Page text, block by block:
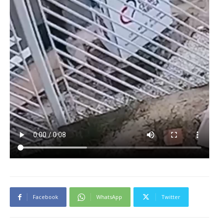
Facebook WhatsApp Twitter